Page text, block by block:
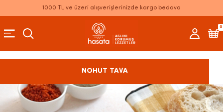
1000 TL ve üzeri alışverişlerinizde kargo bedava
0
NOHUT TAVA